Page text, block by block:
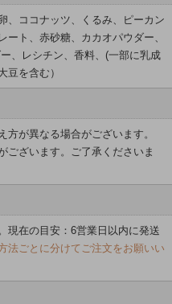
、ココナッツ、くるみ、ピーカン
ト、赤砂糖、カカオパウダー、
、レシチン、香料、(一部に乳成
豆を含む）
が異なる場合がございます。
ございます。ご了承くださいま
現在の目安：6営業日以内に発送
法ごとに分けてご注文をお願いい